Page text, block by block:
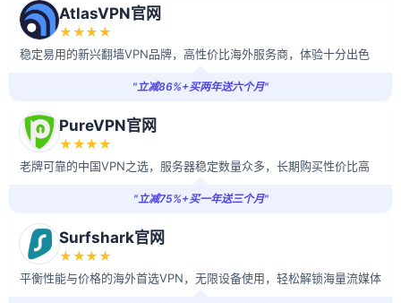
AtlasVPN官网
★★★★
稳定易用的新兴翻墙VPN品牌，高性价比海外服务商，体验十分出色
"立减86%+买两年送六个月"
PureVPN官网
★★★★
老牌可靠的中国VPN之选，服务器稳定数量众多，长期购买性价比高
"立减75%+买一年送三个月"
Surfshark官网
★★★★
平衡性能与价格的海外首选VPN，无限设备使用，轻松解锁海量流媒体